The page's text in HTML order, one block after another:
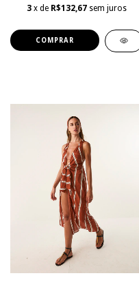
3 x de R$132,67 sem juros
COMPRAR